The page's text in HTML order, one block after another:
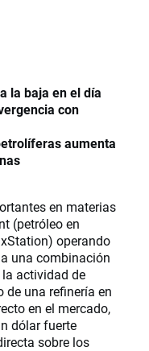
la baja en el día
con
aumenta
en materias
(petróleo en
operando
una combinación
actividad de
de una refinería en
en el mercado,
dólar fuerte
sobre los